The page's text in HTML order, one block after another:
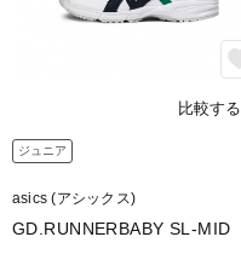
比較する
ジュニア
asics (アシックス)
GD.RUNNERBABY SL-MID